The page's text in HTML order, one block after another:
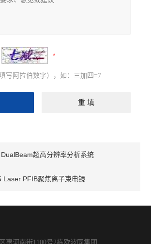
写阿拉伯数字），如：三加四=7
超高分辨率分析系统
Laser PFIB聚焦离子束电镜
惠河南街1100号2栋欧波同集团